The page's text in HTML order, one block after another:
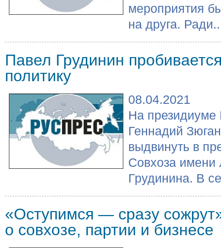
мероприятия
на друга.
Павел Грудинин
политику
08.04.2021
На
Геннадий
выдвинуть в
Совхоза имени
Грудинина. В
«Оступимся — сразу
о совхозе, партии и бизнесе